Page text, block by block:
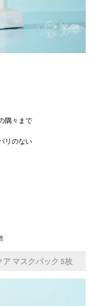
隅々まで
リのない
ア マスクパック 5枚